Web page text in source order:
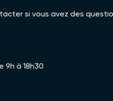
si vous avez des
9h à 18h30